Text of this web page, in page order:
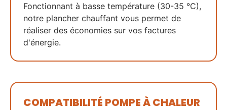
Fonctionnant à basse température (30-35 °C),
notre plancher chauffant vous permet de
réaliser des économies sur vos factures
d'énergie.
COMPATIBILITÉ POMPE À CHALEUR